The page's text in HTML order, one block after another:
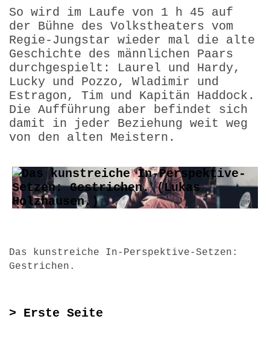
So wird im Laufe von 1 h 45 auf
der Bühne des Volkstheaters vom
Regie-Jungstar wieder mal die alte
Geschichte des männlichen Paars
durchgespielt: Laurel und Hardy,
Lucky und Pozzo, Wladimir und
Estragon, Tim und Kapitän Haddock.
Die Aufführung aber befindet sich
damit in jeder Beziehung weit weg
von den alten Meistern.
Das kunstreiche In-Perspektive-Setzen :
Gestrichen.
> Erste Seite